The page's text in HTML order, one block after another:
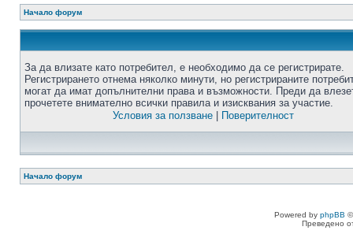
Начало форум
За да влизате като потребител, е необходимо да се регистрирате.
Регистрирането отнема няколко минути, но регистрираните
могат да имат допълнителни права и възможности. Преди да
прочетете внимателно всички правила и изисквания за участие.
Условия за ползване| Поверителност
Начало форум
Powered by phpBB
Преведено